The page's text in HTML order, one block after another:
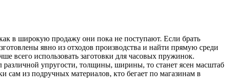
в широкую продажу они пока не поступают. Если брать
явно из отходов производства и найти прямую среди
всего использовать заготовки для часовых пружинок.
различной упругости, толщины, ширины, то станет ясен масштаб
сам из подручных материалов, кто бегает по магазинам в